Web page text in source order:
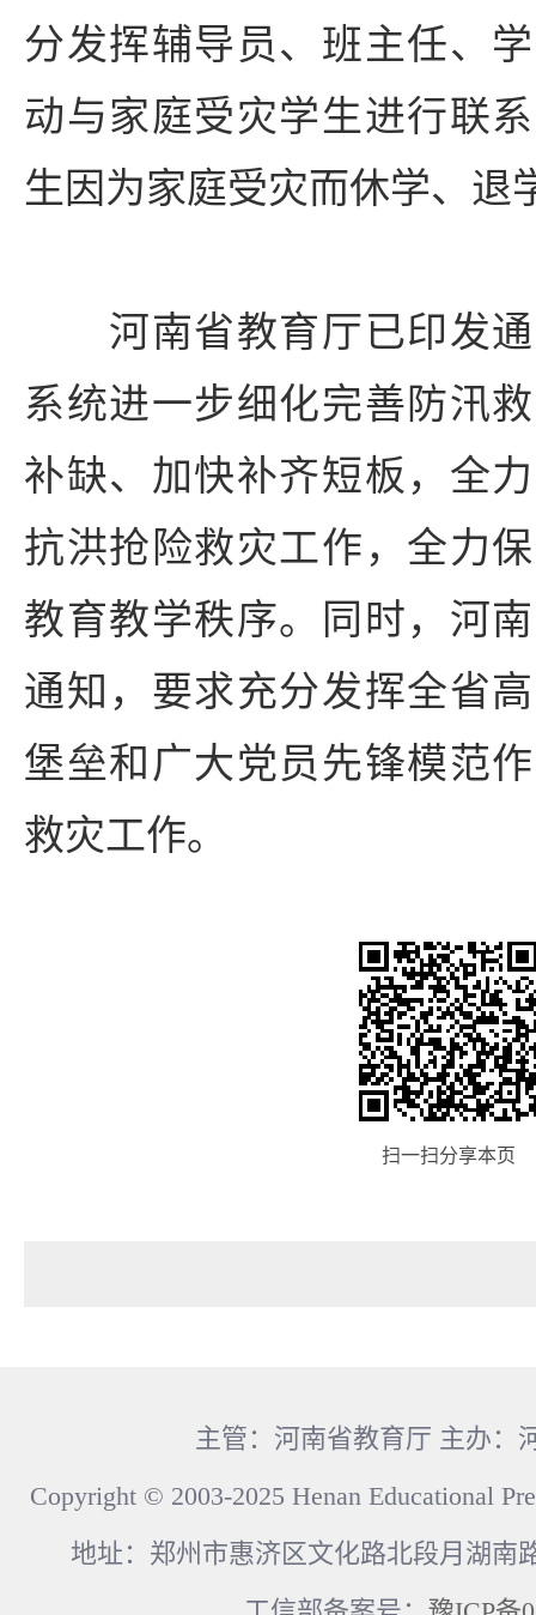
分发挥辅导员、班主任、
动与家庭受灾学生进行联
生因为家庭受灾而休学、退
河南省教育厅已印发通
系统进一步细化完善防汛
补缺、加快补齐短板，全
抗洪抢险救灾工作，全力
教育教学秩序。同时，河
通知，要求充分发挥全省
堡垒和广大党员先锋模范
救灾工作。
扫一扫分享本页
主管：河南省教育厅 主办：
Copyright © 2003-2025 Henan Educational
地址：郑州市惠济区文化路北段月湖南